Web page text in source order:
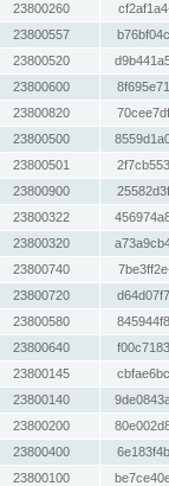
23800260
23800557
23800520
23800600
23800820
23800500
23800501
23800900
23800322
23800320
23800740
23800720
23800580
23800640
23800145
23800140
23800200
23800400
23800100